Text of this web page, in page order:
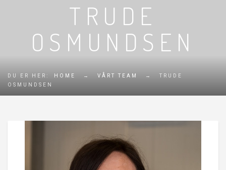
TRUDE
OSMUNDSEN
DU ER HER: HOME → VÅRT TEAM →
TRUDE
OSMUNDSEN